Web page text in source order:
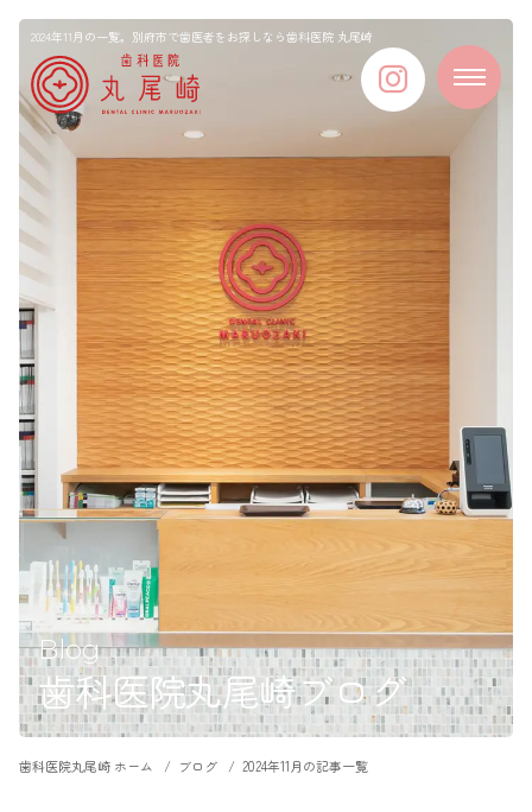
2024年11月の一覧。別府市で歯医者をお探しなら歯科医院 丸尾崎
Blog
歯科医院丸尾崎ブログ
歯科医院丸尾崎 ホーム ブログ 2024年11月の記事一覧